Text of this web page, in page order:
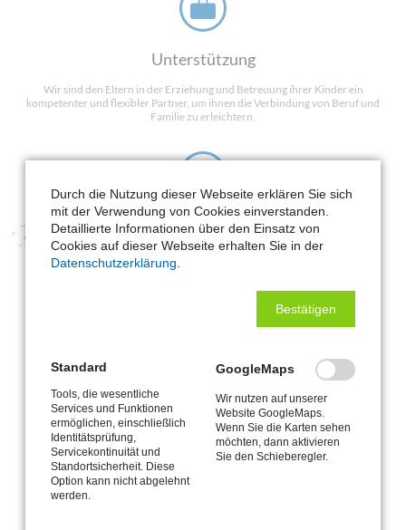
Unterstützung
Wir sind den Eltern in der Erziehung und Betreuung ihrer Kinder ein
kompetenter und flexibler Partner, um ihnen die Verbindung von Beruf und
Familie zu erleichtern.
Förderung
Wir fördern jedes Kind individuell und ganzheitlich, um es optimal auf den
nächsten Schritt ins Leben – die Schule – vorzubereiten.
Individualität
Wir begleiten die Kinder behutsam in ihrer Entwicklung und geben ihnen
Hilfestellung und Orientierung, ohne sie in ihrer individuellen Entfaltung zu
behindern.
Durch die Nutzung dieser Webseite erklären Sie sich
mit der Verwendung von Cookies einverstanden.
Detaillierte Informationen über den Einsatz von
Cookies auf dieser Webseite erhalten Sie in der
Datenschutzerklärung
Bestätigen
Standard
Tools, die wesentliche
Services und Funktionen
ermöglichen, einschließlich
Identitätsprüfung,
Servicekontinuität und
Standortsicherheit. Diese
Option kann nicht abgelehnt
werden.
GoogleMaps
Wir nutzen auf unserer
Website GoogleMaps.
Wenn Sie die Karten sehen
möchten, dann aktivieren
Sie den Schieberegler.